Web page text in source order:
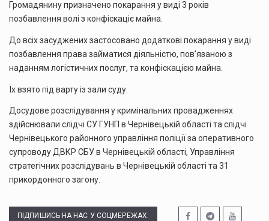
Громадянину призначено покарання у виді 3 років
позбавлення волі з конфіскаціє майна.
До всіх засуджених застосовано додаткові покарання у виді
позбавлення права займатися діяльністю, пов’язаною з
наданням логістичних послуг, та конфіскацією майна.
Їх взято під варту із зали суду.
Досудове розслідування у кримінальних провадженнях
здійснювали слідчі СУ ГУНП в Чернівецькій області та слідчі
Чернівецького районного управління поліції за оперативного
супроводу ДВКР СБУ в Чернівецькій області, Управління
стратегічних розслідувань в Чернівецькій області та 31
прикордонного загону.
ПІДПИШИСЬ НА НАС У СОЦМЕРЕЖАХ: